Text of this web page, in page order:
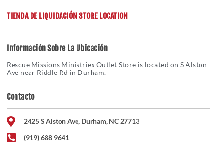
TIENDA DE LIQUIDACIÓN STORE LOCATION
Información Sobre La Ubicación
Rescue Missions Ministries Outlet Store is located on S Alston
Ave near Riddle Rd in Durham.
Contacto
2425 S Alston Ave, Durham, NC 27713
(919) 688 9641